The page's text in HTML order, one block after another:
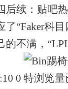
后续：贴吧
了“Faker科
的不满，
0